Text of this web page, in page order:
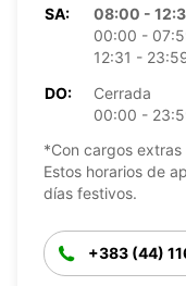
SA:
08:00 -
00:00 -
12:31 -
DO:
Cerrada
00:00 -
*Con cargos extras
Estos horarios de
días festivos.
+383 (44)